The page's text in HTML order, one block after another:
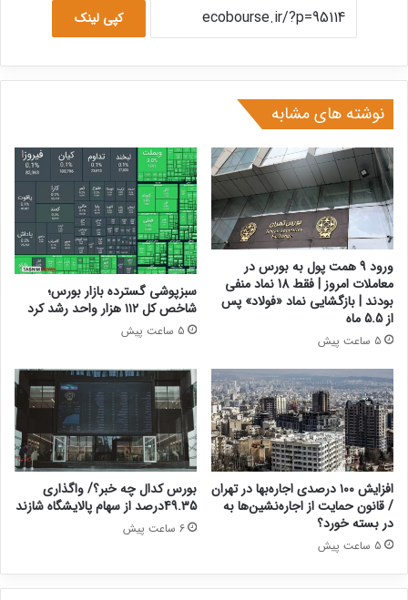
کپی لینک
نوشته های مشابه
ورود 9 همت پول به بورس در
معاملات امروز | فقط 18 نماد منفی
بودند | بازگشایی نماد «فولاد» پس
از 5.5 ماه
5 ساعت پیش
سبزپوشی گسترده بازار بورس؛
شاخص کل ۱۱۲ هزار واحد رشد کرد
5 ساعت پیش
افزایش ۱۰۰ درصدی اجاره‌بها در تهران
/ قانون حمایت از اجاره‌نشین‌ها به
در بسته خورد؟
5 ساعت پیش
بورس کدال چه خبر؟/ واگذاری
49.35درصد از سهام پالایشگاه شازند
6 ساعت پیش